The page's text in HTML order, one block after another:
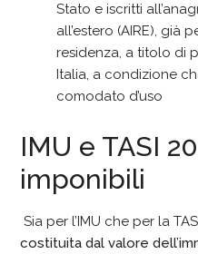
Stato e iscritti
all’estero (AIRE), già
residenza, a titolo di
Italia, a condizione
comodato d’uso
IMU e TASI
imponibili
Sia per l’IMU che per la
costituita dal valore